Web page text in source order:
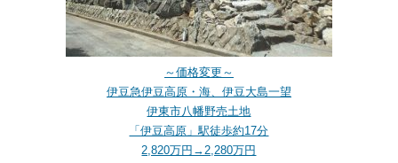
～価格変更～
伊豆急伊豆高原・海、伊豆大島一望
伊東市八幡野売土地
「伊豆高原」駅徒歩約17分
2,820万円→2,280万円